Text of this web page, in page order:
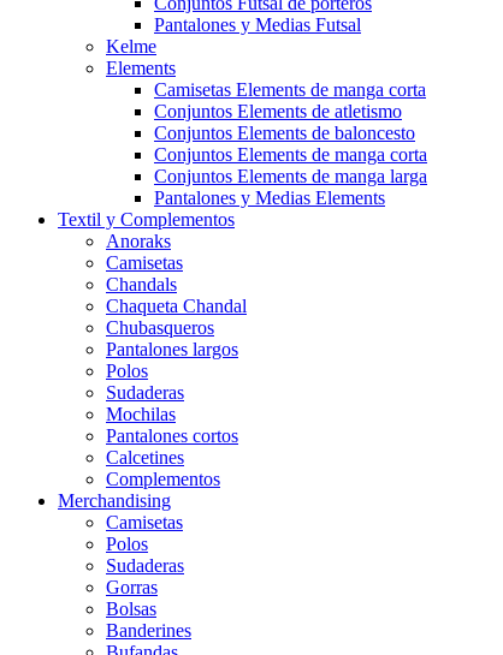
Pantalones y Medias Futsal
Kelme
Elements
Camisetas Elements de manga corta
Conjuntos Elements de atletismo
Conjuntos Elements de baloncesto
Conjuntos Elements de manga corta
Conjuntos Elements de manga larga
Pantalones y Medias Elements
Textil y Complementos
Anoraks
Camisetas
Chandals
Chaqueta Chandal
Chubasqueros
Pantalones largos
Polos
Sudaderas
Mochilas
Pantalones cortos
Calcetines
Complementos
Merchandising
Camisetas
Polos
Sudaderas
Gorras
Bolsas
Banderines